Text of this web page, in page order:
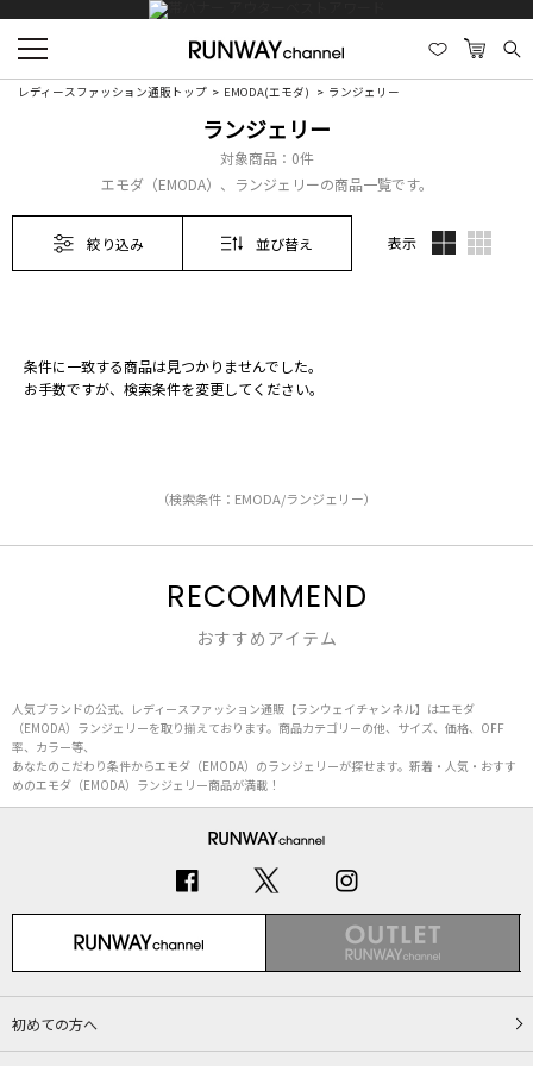
レディースファッション通販トップ EMODA(エモダ) ランジェリー
ランジェリー
対象商品： 0件
エモダ（EMODA）、ランジェリーの商品一覧です。
絞り込み 並び替え 表示
条件に一致する商品は見つかりませんでした。
お手数ですが、検索条件を変更してください。
（検索条件：EMODA/ランジェリー）
RECOMMEND
おすすめアイテム
人気ブランドの公式、レディースファッション通販【ランウェイチャンネル】はエモダ
（EMODA）ランジェリーを取り揃えております。商品カテゴリーの他、サイズ、価格、OFF
率、カラー等、
あなたのこだわり条件からエモダ（EMODA）のランジェリーが探せます。新着・人気・おすす
めのエモダ（EMODA）ランジェリー商品が満載！
初めての方へ